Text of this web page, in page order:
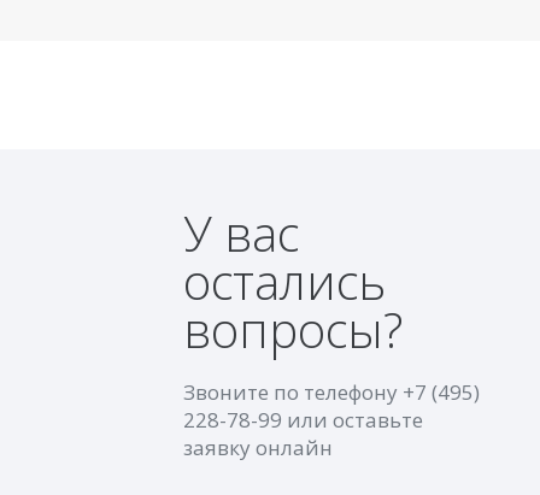
У вас
остались
вопросы?
Звоните по телефону +7 (495)
228-78-99 или оставьте
заявку онлайн